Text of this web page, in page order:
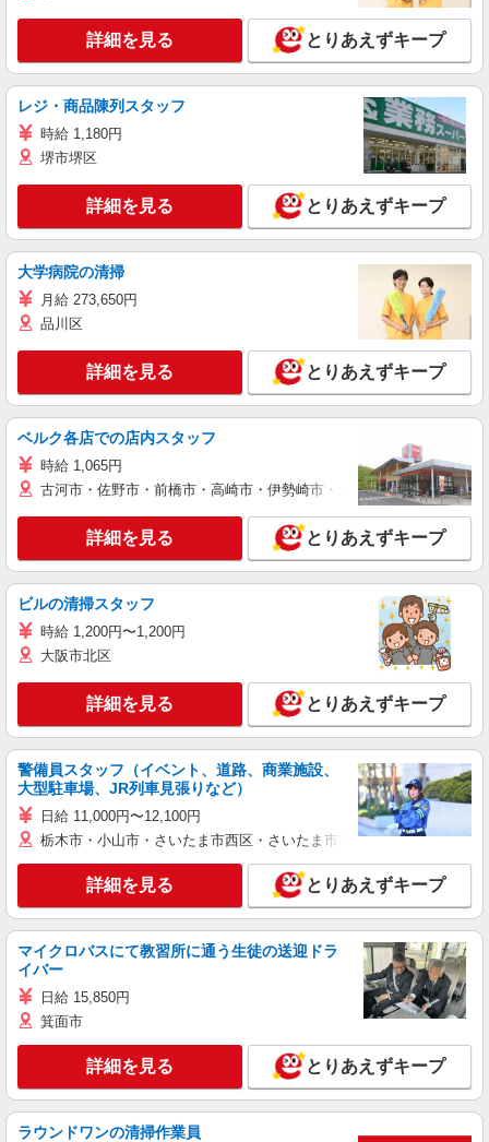
詳細を見る とりあえずキープ
レジ・商品陳列スタッフ
時給 1,180円
堺市堺区
詳細を見る とりあえずキープ
大学病院の清掃
月給 273,650円
品川区
詳細を見る とりあえずキープ
ベルク各店での店内スタッフ
時給 1,065円
古河市・佐野市・前橋市・高崎市・伊勢崎市・太田市・館林市・藤
詳細を見る とりあえずキープ
ビルの清掃スタッフ
時給 1,200円〜1,200円
大阪市北区
詳細を見る とりあえずキープ
警備員スタッフ（イベント、道路、商業施設、
大型駐車場、JR列車見張りなど）
日給 11,000円〜12,100円
栃木市・小山市・さいたま市西区・さいたま市岩槻区・久喜市・蓮田
詳細を見る とりあえずキープ
マイクロバスにて教習所に通う生徒の送迎ドラ
イバー
日給 15,850円
箕面市
詳細を見る とりあえずキープ
ラウンドワンの清掃作業員